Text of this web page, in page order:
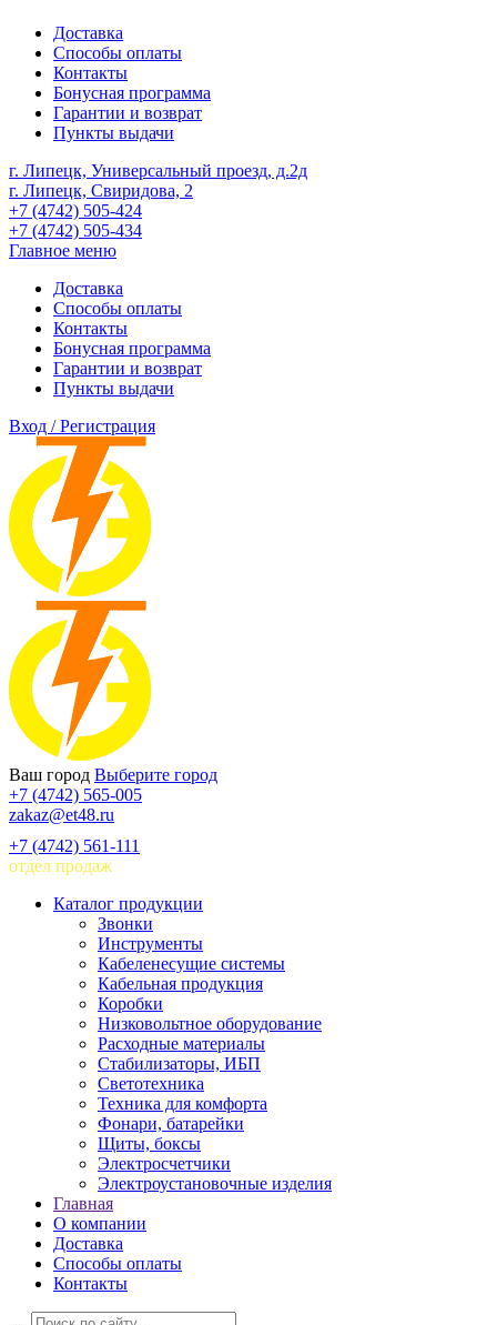
Доставка
Способы оплаты
Контакты
Бонусная программа
Гарантии и возврат
Пункты выдачи
г. Липецк, Универсальный проезд, д.2д
г. Липецк, Свиридова, 2
+7 (4742) 505-424
+7 (4742) 505-434
Главное меню
Доставка
Способы оплаты
Контакты
Бонусная программа
Гарантии и возврат
Пункты выдачи
Вход / Регистрация
Ваш город Выберите город
+7 (4742) 565-005
zakaz@et48.ru
+7 (4742) 561-111
отдел продаж
Каталог продукции
Звонки
Инструменты
Кабеленесущие системы
Кабельная продукция
Коробки
Низковольтное оборудование
Расходные материалы
Стабилизаторы, ИБП
Светотехника
Техника для комфорта
Фонари, батарейки
Щиты, боксы
Электросчетчики
Электроустановочные изделия
Главная
О компании
Доставка
Способы оплаты
Контакты